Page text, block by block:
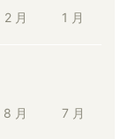
2 月 1 月
8 月 7 月